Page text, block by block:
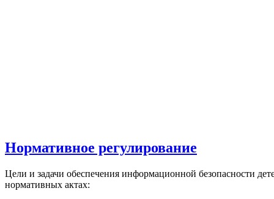
Нормативное регулирование
Цели и задачи обеспечения информационной безопасности
нормативных актах: